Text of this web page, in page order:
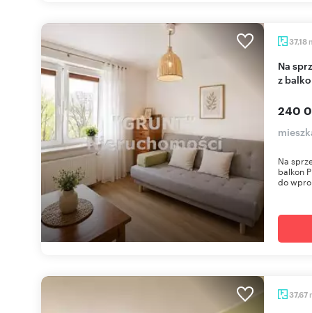
37,18
Na sprzedaż przestronne 2-pokojowe mieszkanie
z
240
Na
balkon
do
37,67